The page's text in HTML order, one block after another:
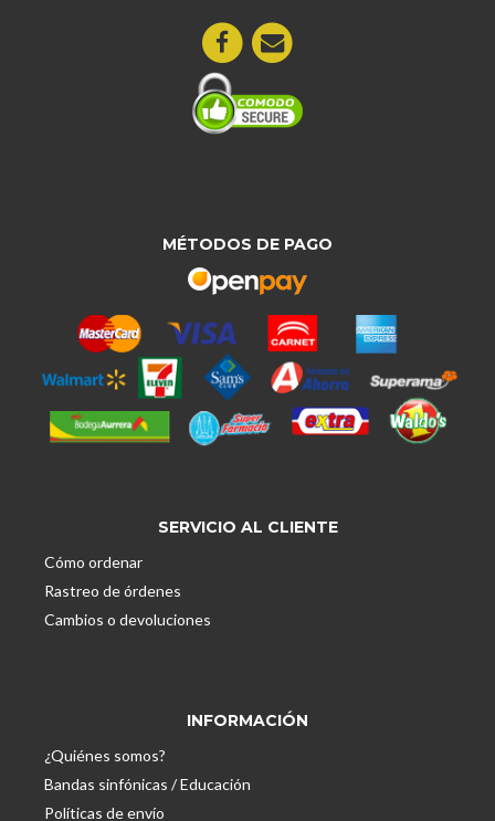
MÉTODOS DE PAGO
SERVICIO AL CLIENTE
Cómo ordenar
Rastreo de órdenes
Cambios o devoluciones
INFORMACIÓN
¿Quiénes somos?
Bandas sinfónicas / Educación
Políticas de envío